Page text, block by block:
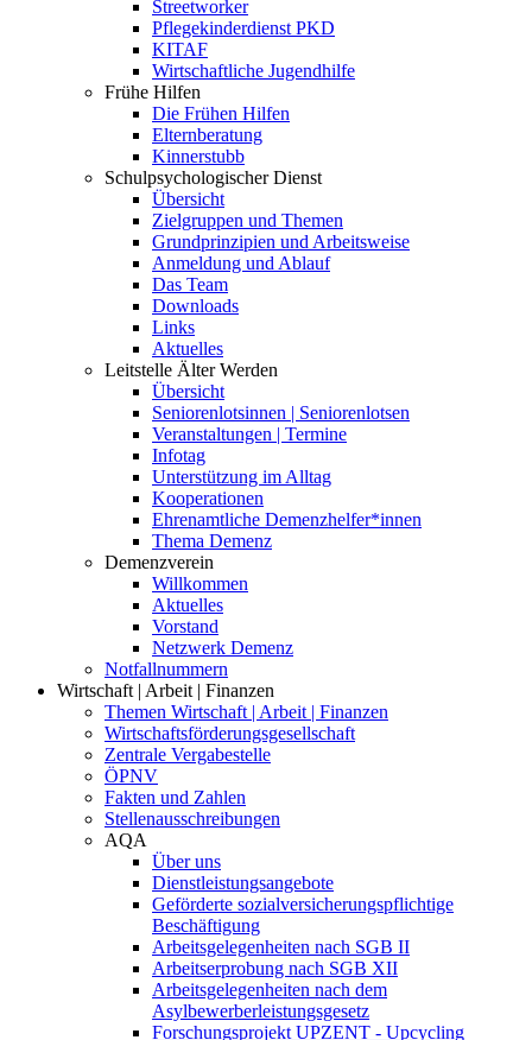
Streetworker
Pflegekinderdienst PKD
KITAF
Wirtschaftliche Jugendhilfe
Frühe Hilfen
Die Frühen Hilfen
Elternberatung
Kinnerstubb
Schulpsychologischer Dienst
Übersicht
Zielgruppen und Themen
Grundprinzipien und Arbeitsweise
Anmeldung und Ablauf
Das Team
Downloads
Links
Aktuelles
Leitstelle Älter Werden
Übersicht
Seniorenlotsinnen | Seniorenlotsen
Veranstaltungen | Termine
Infotag
Unterstützung im Alltag
Kooperationen
Ehrenamtliche Demenzhelfer*innen
Thema Demenz
Demenzverein
Willkommen
Aktuelles
Vorstand
Netzwerk Demenz
Notfallnummern
Wirtschaft | Arbeit | Finanzen
Themen Wirtschaft | Arbeit | Finanzen
Wirtschaftsförderungsgesellschaft
Zentrale Vergabestelle
ÖPNV
Fakten und Zahlen
Stellenausschreibungen
AQA
Über uns
Dienstleistungsangebote
Geförderte sozialversicherungspflichtige
Beschäftigung
Arbeitsgelegenheiten nach SGB II
Arbeitserprobung nach SGB XII
Arbeitsgelegenheiten nach dem
Asylbewerberleistungsgesetz
Forschungsprojekt UPZENT - Upcycling